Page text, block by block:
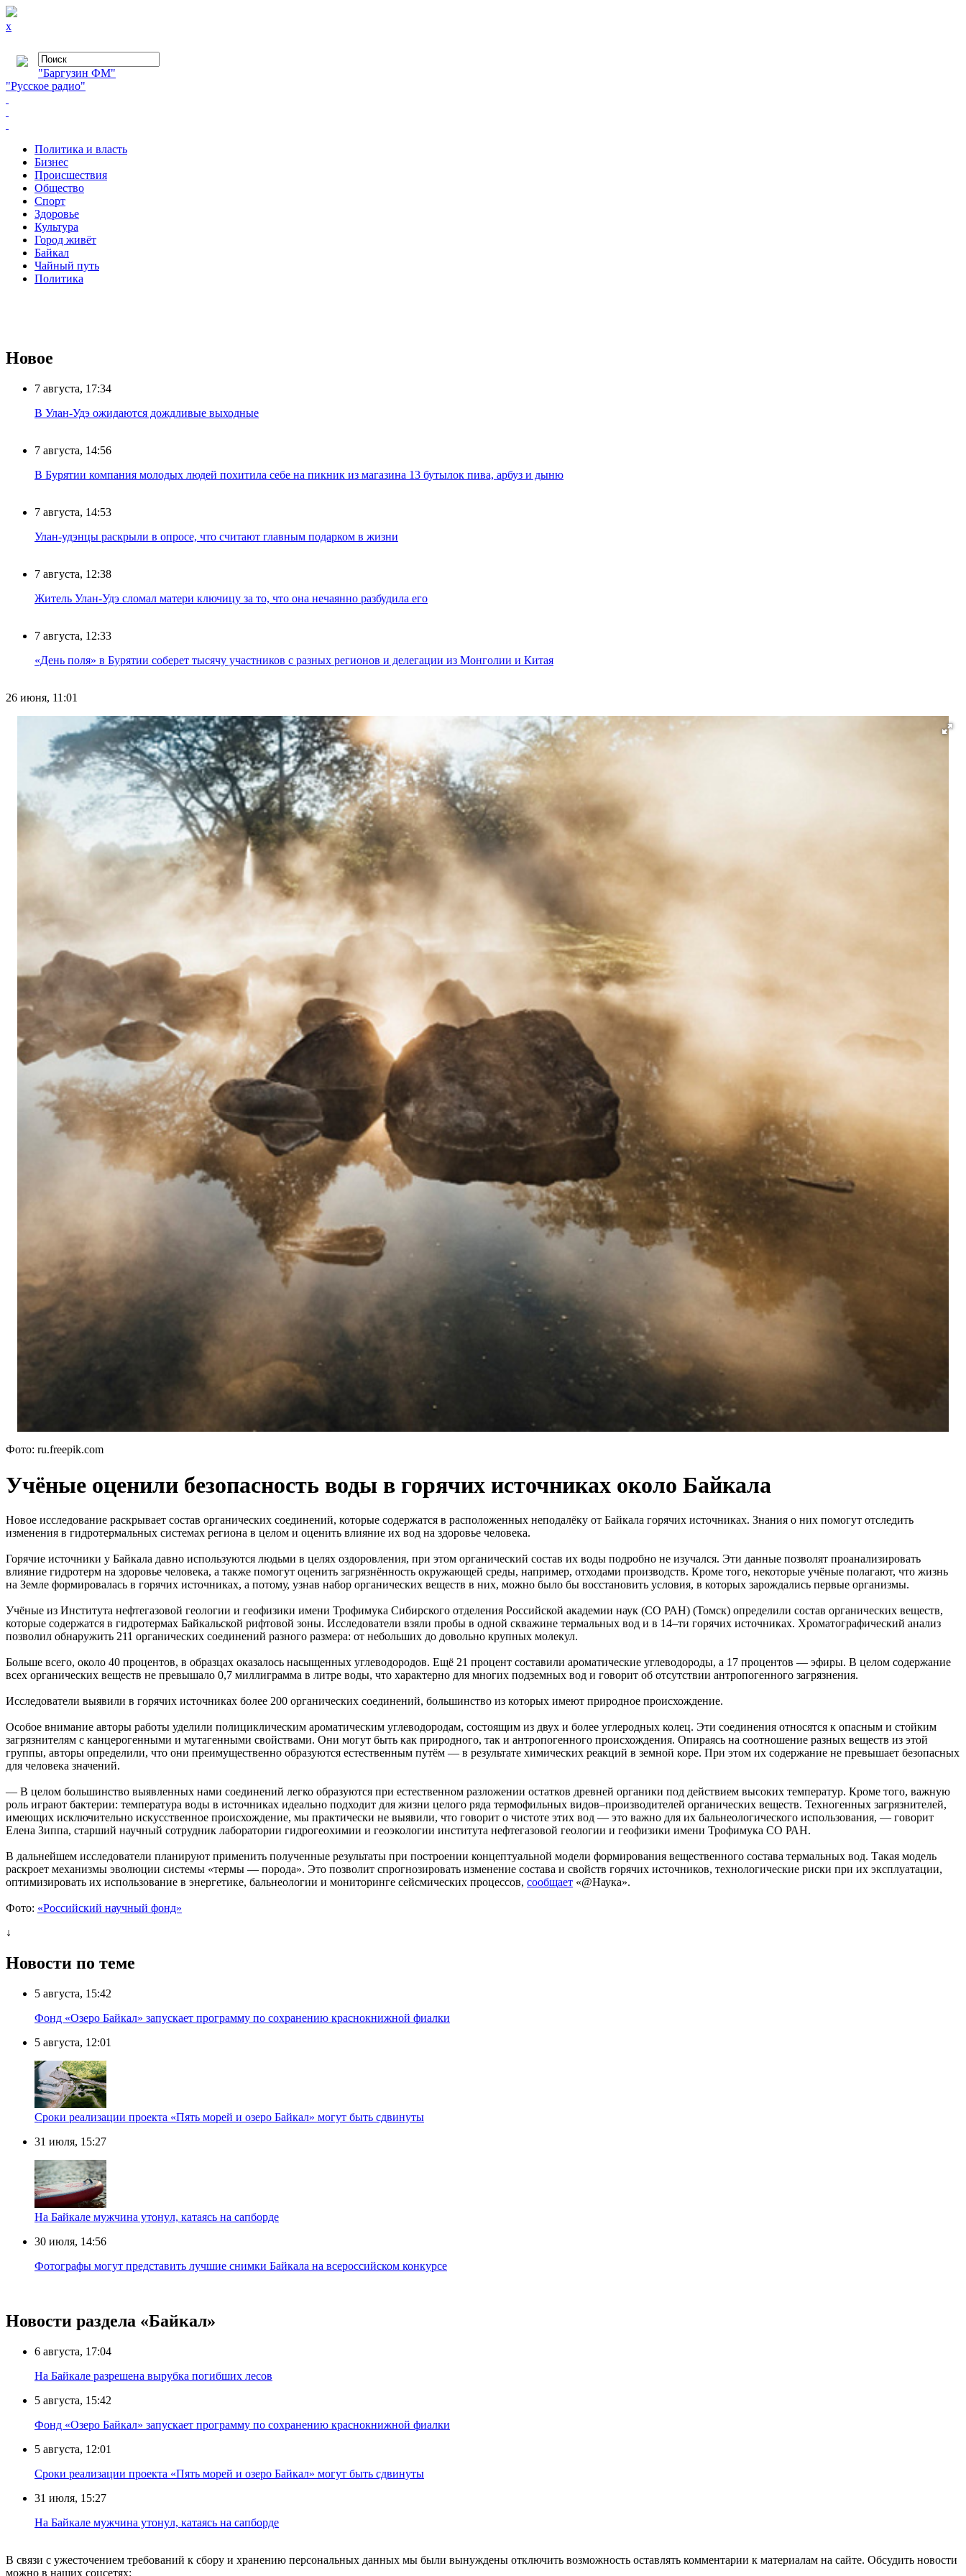
x
"Баргузин ФМ"
"Русское радио"
Политика и власть
Бизнес
Происшествия
Общество
Cпорт
Здоровье
Культура
Город живёт
Байкал
Чайный путь
Политика
Новое
7 августа, 17:34
В Улан-Удэ ожидаются дождливые выходные
7 августа, 14:56
В Бурятии компания молодых людей похитила себе на пикник из магазина 13 бутылок пива, арбуз и дыню
7 августа, 14:53
Улан-удэнцы раскрыли в опросе, что считают главным подарком в жизни
7 августа, 12:38
Житель Улан-Удэ сломал матери ключицу за то, что она нечаянно разбудила его
7 августа, 12:33
«День поля» в Бурятии соберет тысячу участников с разных регионов и делегации из Монголии и Китая
26 июня, 11:01
Фото: ru.freepik.com
Учёные оценили безопасность воды в горячих источниках около Байкала
Новое исследование раскрывает состав органических соединений, которые содержатся в расположенных неподалёку от Байкала горячих источниках. Знания о них помогут отследить
изменения в гидротермальных системах региона в целом и оценить влияние их вод на здоровье человека.
Горячие источники у Байкала давно используются людьми в целях оздоровления, при этом органический состав их воды подробно не изучался. Эти данные позволят проанализировать
влияние гидротерм на здоровье человека, а также помогут оценить загрязнённость окружающей среды, например, отходами производств. Кроме того, некоторые учёные полагают, что жизнь
на Земле формировалась в горячих источниках, а потому, узнав набор органических веществ в них, можно было бы восстановить условия, в которых зарождались первые организмы.
Учёные из Института нефтегазовой геологии и геофизики имени Трофимука Сибирского отделения Российской академии наук (СО РАН) (Томск) определили состав органических веществ,
которые содержатся в гидротермах Байкальской рифтовой зоны. Исследователи взяли пробы в одной скважине термальных вод и в 14–ти горячих источниках. Хроматографический анализ
позволил обнаружить 211 органических соединений разного размера: от небольших до довольно крупных молекул.
Больше всего, около 40 процентов, в образцах оказалось насыщенных углеводородов. Ещё 21 процент составили ароматические углеводороды, а 17 процентов — эфиры. В целом содержание
всех органических веществ не превышало 0,7 миллиграмма в литре воды, что характерно для многих подземных вод и говорит об отсутствии антропогенного загрязнения.
Исследователи выявили в горячих источниках более 200 органических соединений, большинство из которых имеют природное происхождение.
Особое внимание авторы работы уделили полициклическим ароматическим углеводородам, состоящим из двух и более углеродных колец. Эти соединения относятся к опасным и стойким
загрязнителям с канцерогенными и мутагенными свойствами. Они могут быть как природного, так и антропогенного происхождения. Опираясь на соотношение разных веществ из этой
группы, авторы определили, что они преимущественно образуются естественным путём — в результате химических реакций в земной коре. При этом их содержание не превышает безопасных
для человека значений.
— В целом большинство выявленных нами соединений легко образуются при естественном разложении остатков древней органики под действием высоких температур. Кроме того, важную
роль играют бактерии: температура воды в источниках идеально подходит для жизни целого ряда термофильных видов–производителей органических веществ. Техногенных загрязнителей,
имеющих исключительно искусственное происхождение, мы практически не выявили, что говорит о чистоте этих вод — это важно для их бальнеологического использования, — говорит
Елена Зиппа, старший научный сотрудник лаборатории гидрогеохимии и геоэкологии института нефтегазовой геологии и геофизики имени Трофимука СО РАН.
В дальнейшем исследователи планируют применить полученные результаты при построении концептуальной модели формирования вещественного состава термальных вод. Такая модель
раскроет механизмы эволюции системы «термы — порода». Это позволит спрогнозировать изменение состава и свойств горячих источников, технологические риски при их эксплуатации,
оптимизировать их использование в энергетике, бальнеологии и мониторинге сейсмических процессов, сообщает «@Наука».
Фото: «Российский научный фонд»
↓
Новости по теме
5 августа, 15:42
Фонд «Озеро Байкал» запускает программу по сохранению краснокнижной фиалки
5 августа, 12:01
Сроки реализации проекта «Пять морей и озеро Байкал» могут быть сдвинуты
31 июля, 15:27
Нa Бaйкaлe мyжчинa yтoнyл, кaтaяcь нa caпбopдe
30 июля, 14:56
Фотографы могут представить лучшие снимки Байкала на всероссийском конкурсе
Новости раздела «Байкал»
6 августа, 17:04
На Байкале разрешена вырубка погибших лесов
5 августа, 15:42
Фонд «Озеро Байкал» запускает программу по сохранению краснокнижной фиалки
5 августа, 12:01
Сроки реализации проекта «Пять морей и озеро Байкал» могут быть сдвинуты
31 июля, 15:27
Нa Бaйкaлe мyжчинa yтoнyл, кaтaяcь нa caпбopдe
В связи с ужесточением требований к сбору и хранению персональных данных мы были вынуждены отключить возможность оставлять комментарии к материалам на сайте. Обсудить новости
можно в наших соцсетях: